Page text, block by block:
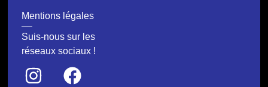
Mentions légales
Suis-nous sur les
réseaux sociaux !